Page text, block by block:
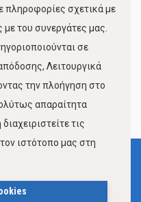
Δεδομένων
πληροφορίες σχετικά με
του συνεργάτες μας.
σε
Λειτουργικά
την πλοήγηση στο
απαραίτητα
τις
ιστότοπο μας στη